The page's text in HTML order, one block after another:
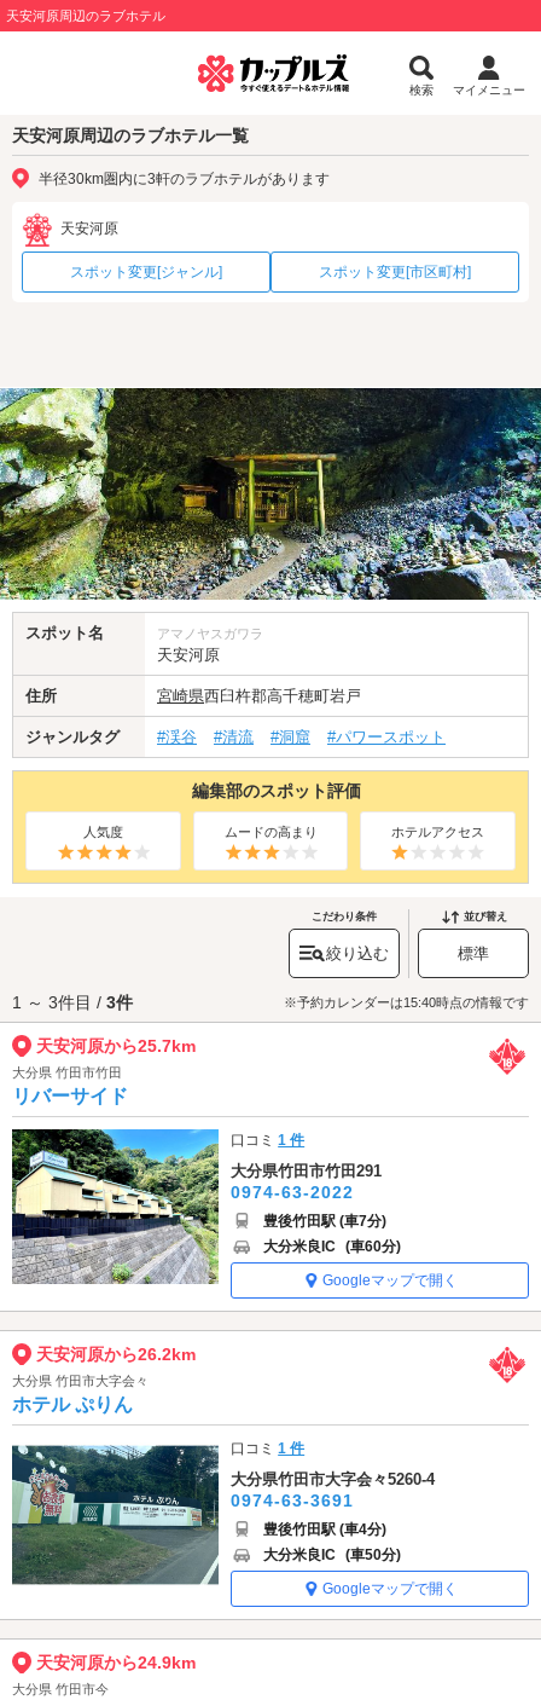
天安河原周辺のラブホテル
検索 マイメニュー
天安河原周辺のラブホテル一覧
半径30km圏内に3軒のラブホテルがあります
天安河原
スポット変更[ジャンル] スポット変更[市区町村]
スポット名 アマノヤスガワラ
天安河原
住所 宮崎県西臼杵郡高千穂町岩戸
ジャンルタグ #渓谷 #清流 #洞窟 #パワースポット
編集部のスポット評価
人気度 ムードの高まり ホテルアクセス
こだわり条件
絞り込む
並び替え
標準
1 ～ 3件目 / 3件 ※予約カレンダーは15:40時点の情報です
天安河原から25.7km
大分県 竹田市竹田
リバーサイド
口コミ1 件
大分県竹田市竹田291
0974-63-2022
豊後竹田駅 (車7分)
大分米良IC (車60分)
Googleマップで開く
天安河原から26.2km
大分県 竹田市大字会々
ホテル ぷりん
口コミ1 件
大分県竹田市大字会々5260-4
0974-63-3691
豊後竹田駅 (車4分)
大分米良IC (車50分)
Googleマップで開く
天安河原から24.9km
大分県 竹田市今